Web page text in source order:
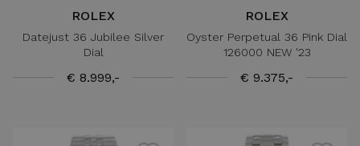
ROLEX
Datejust 36 Jubilee Silver
Dial
€ 8.999,-
ROLEX
Oyster Perpetual 36 Pink Dial
126000 NEW '23
€ 9.375,-